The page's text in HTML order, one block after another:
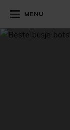
MENU